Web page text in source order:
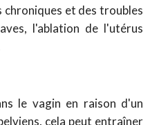
chroniques et des troubles
l'ablation de l'utérus
le vagin en raison d'un
cela peut entraîner